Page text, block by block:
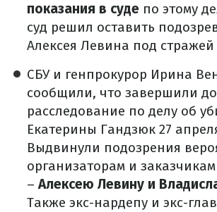
показания в суде по этому
суд решил оставить
Алексея Левина под
СБУ и генпрокурор Ирина
сообщили, что завершили
расследование по делу об
Екатерины Гандзюк 27
Выдвинули подозрения
организаторам и
–Алексею Левину и
Также экс-нардепу и экс-